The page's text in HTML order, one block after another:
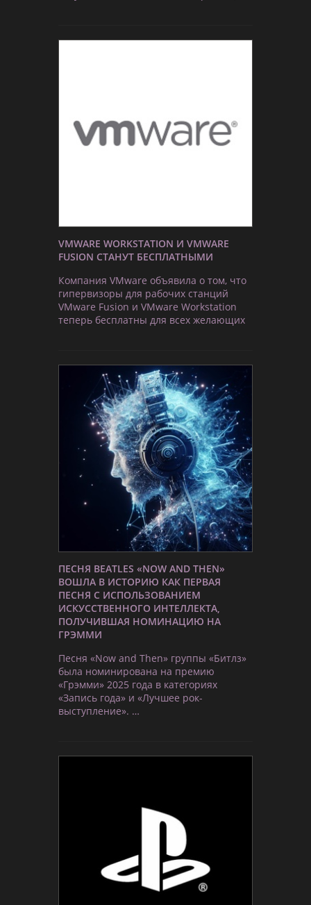
VMWARE WORKSTATION И VMWARE
FUSION СТАНУТ БЕСПЛАТНЫМИ
Компания VMware объявила о том, что
гипервизоры для рабочих станций
VMware Fusion и VMware Workstation
теперь бесплатны для всех желающих
ПЕСНЯ BEATLES «NOW AND THEN»
ВОШЛА В ИСТОРИЮ КАК ПЕРВАЯ
ПЕСНЯ С ИСПОЛЬЗОВАНИЕМ
ИСКУССТВЕННОГО ИНТЕЛЛЕКТА,
ПОЛУЧИВШАЯ НОМИНАЦИЮ НА
ГРЭММИ
Песня «Now and Then» группы «Битлз»
была номинирована на премию
«Грэмми» 2025 года в категориях
«Запись года» и «Лучшее рок-
выступление». …